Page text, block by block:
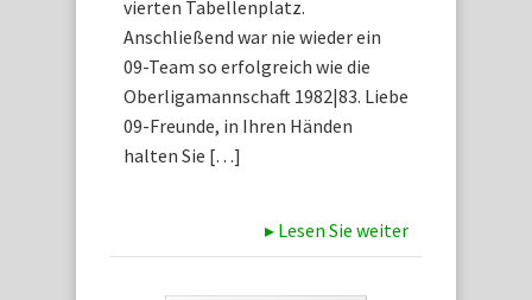
vierten Tabellenplatz.
Anschließend war nie wieder ein
09-Team so erfolgreich wie die
Oberligamannschaft 1982|83. Liebe
09-Freunde, in Ihren Händen
halten Sie […]
▸ Lesen Sie weiter